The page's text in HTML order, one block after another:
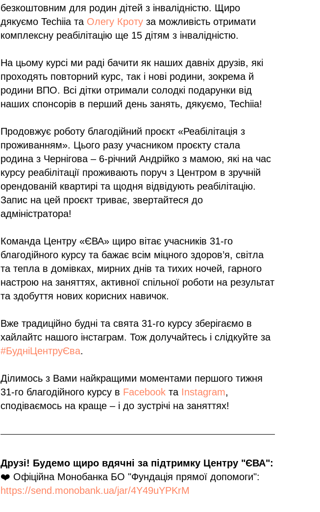
безкоштовним для родин дітей з інвалідністю. Щиро
дякуємо Techiia та Олегу Кроту за можливість отримати
комплексну реабілітацію ще 15 дітям з інвалідністю.
На цьому курсі ми раді бачити як наших давніх друзів, які
проходять повторний курс, так і нові родини, зокрема й
родини ВПО. Всі дітки отримали солодкі подарунки від
наших спонсорів в перший день занять, дякуємо, Techiia!
Продовжує роботу благодійний проєкт «Реабілітація з
проживанням». Цього разу учасником проєкту стала
родина з Чернігова – 6-річний Андрійко з мамою, які на час
курсу реабілітації проживають поруч з Центром в зручній
орендованій квартирі та щодня відвідують реабілітацію.
Запис на цей проєкт триває, звертайтеся до
адміністратора!
Команда Центру «ЄВА» щиро вітає учасників 31-го
благодійного курсу та бажає всім міцного здоров’я, світла
та тепла в домівках, мирних днів та тихих ночей, гарного
настрою на заняттях, активної спільної роботи на результат
та здобуття нових корисних навичок.
Вже традиційно будні та свята 31-го курсу зберігаємо в
хайлайтс нашого інстаграм. Тож долучайтесь і слідкуйте за
#БудніЦентруЄва.
Ділимось з Вами найкращими моментами першого тижня
31-го благодійного курсу в Facebook та Instagram,
сподіваємось на краще – і до зустрічі на заняттях!
Друзі! Будемо щиро вдячні за підтримку Центру "ЄВА":
❤️ Офіційна Монобанка БО "Фундація прямої допомоги":
https://send.monobank.ua/jar/4Y49uYPKrM